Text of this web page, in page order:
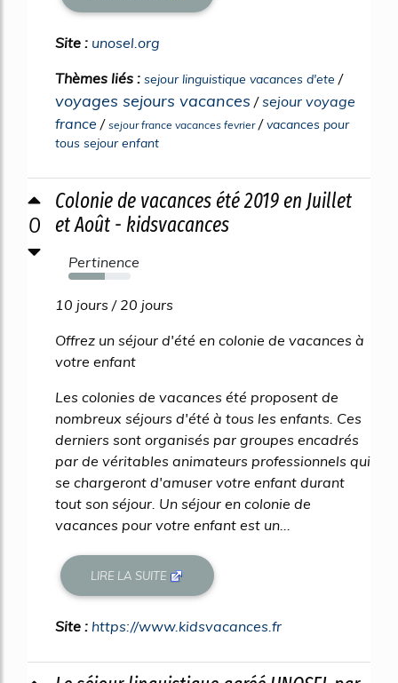
Site : unosel.org
Thèmes liés : sejour linguistique vacances d'ete /
voyages sejours vacances /sejour voyage
france / sejour france vacances fevrier/vacances pour
tous sejour enfant
0
Colonie de vacances été 2019 en Juillet
et Août - kidsvacances
Pertinence
58%
10 jours / 20 jours
Offrez un séjour d'été en colonie de vacances à
votre enfant
Les colonies de vacances été proposent de
nombreux séjours d'été à tous les enfants. Ces
derniers sont organisés par groupes encadrés
par de véritables animateurs professionnels qui
se chargeront d'amuser votre enfant durant
tout son séjour. Un séjour en colonie de
vacances pour votre enfant est un...
LIRE LA SUITE
Site : https://www.kidsvacances.fr